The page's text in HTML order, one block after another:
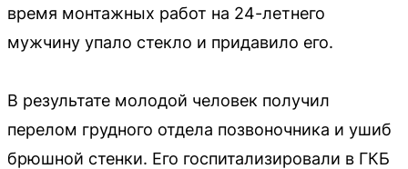
время монтажных работ на 24-летнего
мужчину упало стекло и придавило его.
В результате молодой человек получил
перелом грудного отдела позвоночника и ушиб
брюшной стенки. Его госпитализировали в ГКБ